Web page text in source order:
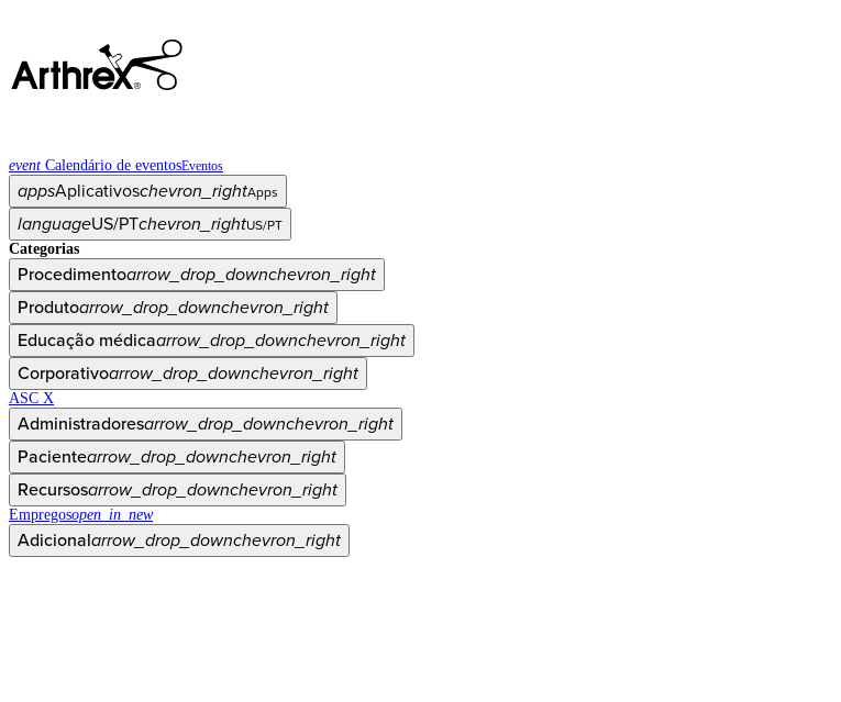
event Calendário de eventosEventos
appsAplicativoschevron_rightApps
languageUS/PTchevron_rightUS/PT
Categorias
Procedimentoarrow_drop_downchevron_right
Produtoarrow_drop_downchevron_right
Educação médicaarrow_drop_downchevron_right
Corporativoarrow_drop_downchevron_right
ASC X
Administradoresarrow_drop_downchevron_right
Pacientearrow_drop_downchevron_right
Recursosarrow_drop_downchevron_right
Empregosopen_in_new
Adicionalarrow_drop_downchevron_right